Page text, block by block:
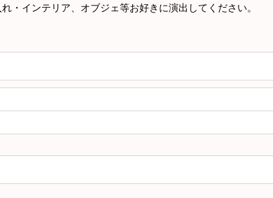
・インテリア、オブジェ等お好きに演出してください。